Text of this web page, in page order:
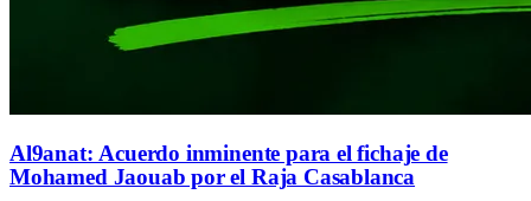
Al9anat: Acuerdo inminente para el fichaje de
Mohamed Jaouab por el Raja Casablanca